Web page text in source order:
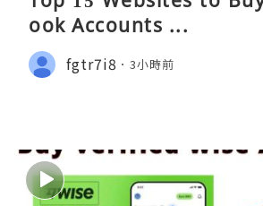
ook Accounts ...
fgtr7i8 3小時前